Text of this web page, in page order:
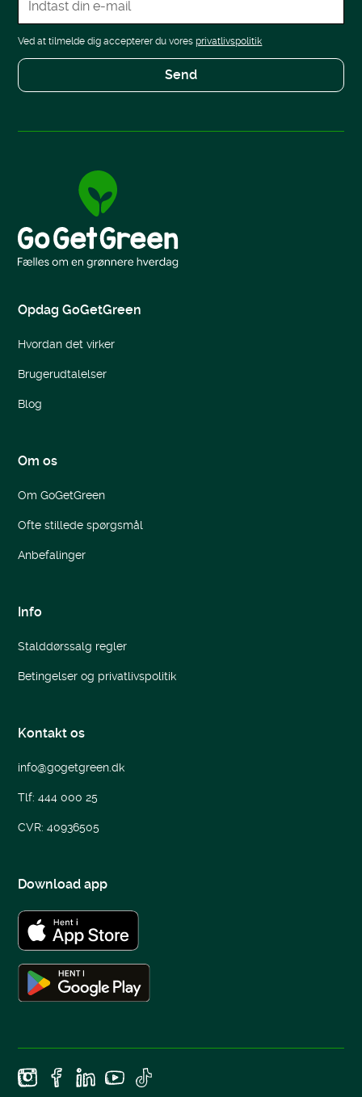
Ved at tilmelde dig accepterer du voresprivatlivspolitik
Opdag GoGetGreen
Hvordan det virker
Brugerudtalelser
Blog
Om os
Om GoGetGreen
Ofte stillede spørgsmål
Anbefalinger
Info
Stalddørssalg regler
Betingelser og privatlivspolitik
Kontakt os
info@gogetgreen.dk
Tlf: 444 000 25
CVR: 40936505
Download app